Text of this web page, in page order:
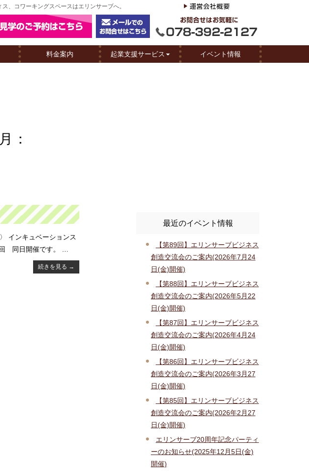
コワーキングスペースはエリンサーブへ。
料金案内 起業支援サービス イベント情報
：
インキュベーションス
同日開催です。 …
続きを見る →
最近のイベント情報
【第89回】エリンサーブビジネス
創造交流会のご案内(2026年7月24
日(金)開催)
【第88回】エリンサーブビジネス
創造交流会のご案内(2026年5月22
日(金)開催)
【第87回】エリンサーブビジネス
創造交流会のご案内(2026年4月24
日(金)開催)
【第86回】エリンサーブビジネス
創造交流会のご案内(2026年3月27
日(金)開催)
【第85回】エリンサーブビジネス
創造交流会のご案内(2026年2月27
日(金)開催)
エリンサーブ20周年記念パーティ
ーのお知らせ(2025年12月5日(金)
開催)